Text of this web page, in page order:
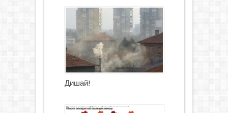
Дишай!